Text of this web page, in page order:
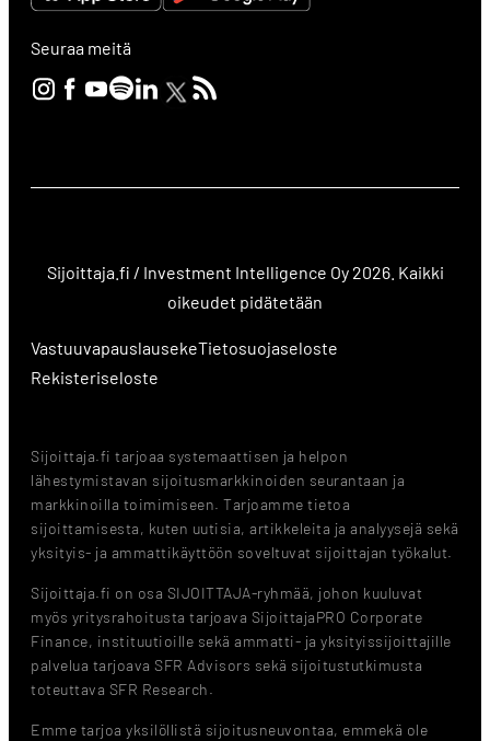
Seuraa meitä
Sijoittaja.fi / Investment Intelligence Oy 2026. Kaikki
oikeudet pidätetään
VastuuvapauslausekeTietosuojaseloste
Rekisteriseloste
Sijoittaja.fi tarjoaa systemaattisen ja helpon
lähestymistavan sijoitusmarkkinoiden seurantaan ja
markkinoilla toimimiseen. Tarjoamme tietoa
sijoittamisesta, kuten uutisia, artikkeleita ja analyysejä sekä
yksityis- ja ammattikäyttöön soveltuvat sijoittajan työkalut.
Sijoittaja.fi on osa SIJOITTAJA-ryhmää, johon kuuluvat
myös yritysrahoitusta tarjoava SijoittajaPRO Corporate
Finance, instituutioille sekä ammatti- ja yksityissijoittajille
palvelua tarjoava SFR Advisors sekä sijoitustutkimusta
toteuttava SFR Research.
Emme tarjoa yksilöllistä sijoitusneuvontaa, emmekä ole